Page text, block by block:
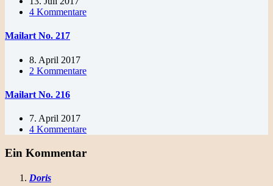
4 Kommentare
Mailart No. 217
8. April 2017
2 Kommentare
Mailart No. 216
7. April 2017
4 Kommentare
Ein Kommentar
Doris